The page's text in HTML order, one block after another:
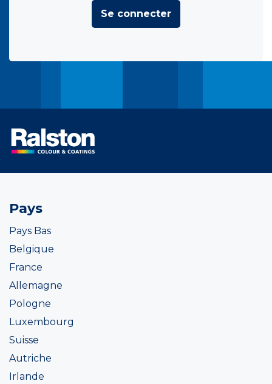
Se connecter
Pays
Pays Bas
Belgique
France
Allemagne
Pologne
Luxembourg
Suisse
Autriche
Irlande